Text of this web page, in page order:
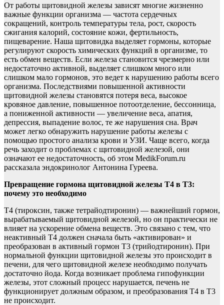
От работы щитовидной железы зависят многие жизненно
важные функции организма — частота сердечных
сокращений, контроль температуры тела, рост, скорость
сжигания калорий, состояние кожи, фертильность,
пищеварение. Наша щитовидка выделяет гормоны, которые
регулируют скорость химических функций в организме, то
есть обмен веществ. Если железа становится чрезмерно или
недостаточно активной, выделяет слишком много или
слишком мало гормонов, это ведет к нарушению работы всего
организма. Последствиями повышенной активности
щитовидной железы становятся потеря веса, высокое
кровяное давление, повышенное потоотделение, бессонница,
а пониженной активности — увеличение веса, апатия,
депрессия, выпадение волос, те же нарушения сна. Врач
может легко обнаружить нарушение работы железы с
помощью простого анализа крови и УЗИ. Чаще всего, когда
речь заходит о проблемах с щитовидной железой, они
означают ее недостаточность, об этом MedikForum.ru
рассказала эндокринолог Антонина Гуреева.
Превращение гормона щитовидной железы Т4 в Т3:
почему это необходимо
Т4 (тироксин, также тетрайодтиронин) — важнейший гормон,
вырабатываемый щитовидной железой, но он практически не
влияет на ускорение обмена веществ. Это связано с тем, что
неактивный Т4 должен сначала быть «активирован» и
преобразован в активный гормон Т3 (трийодтиронин). При
нормальной функции щитовидной железы это происходит в
печени, для чего щитовидной железе необходимо получать
достаточно йода. Когда возникает проблема гипофункции
железы, этот сложный процесс нарушается, печень не
функционирует должным образом, и преобразования Т4 в Т3
не происходит.